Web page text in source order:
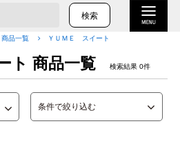
商品一覧 ＹＵＭＥ スイート
ト 商品一覧 検索結果 0件
条件で絞り込む